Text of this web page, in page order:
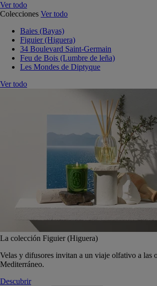
Ver todo
Colecciones Ver todo
Baies (Bayas)
Figuier (Higuera)
34 Boulevard Saint-Germain
Feu de Bois (Lumbre de leña)
Les Mondes de Diptyque
Ver todo
La colección Figuier (Higuera)
Velas y difusores invitan a un viaje olfativo a las
Mediterráneo.
Descubrir